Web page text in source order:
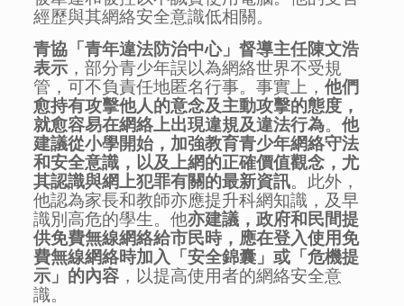
經歷與其網絡安全意識低相關。
青協「青年違法防治中心」督導主任陳文浩
表示 ，部分青少年誤以為網絡世界不受規
管，可不負責任地匿名行事。事實上，他們
愈持有攻擊他人的意念及主動攻擊的態度，
就愈容易在網絡上出現違規及違法行為。他
建議從小學開始，加強教育青少年網絡守法
和安全意識，以及上網的正確價值觀念，尤
其認識與網上犯罪有關的最新資訊。此外，
他認為家長和教師亦應提升科網知識，及早
識別高危的學生。他亦建議，政府和民間提
供免費無線網絡給市民時，應在登入使用免
費無線網絡時加入
「安全錦囊」或「危機提
示」 的內容 ，以提高使用者的網絡安全意
識。